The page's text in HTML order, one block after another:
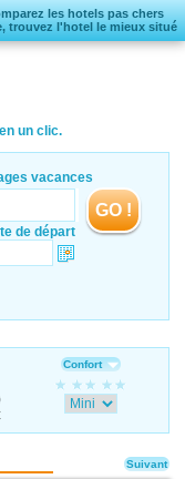
les hotels pas chers
trouvez l'hotel le mieux situé
un clic.
vacances
de départ
GO !
Confort
Suivant